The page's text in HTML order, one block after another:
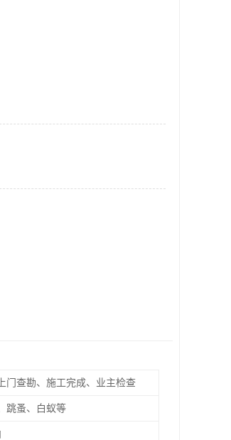
门查勘、施工完成、业主检查
跳蚤、白蚁等